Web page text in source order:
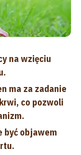
na wzięciu
ma za zadanie
co pozwoli
być objawem